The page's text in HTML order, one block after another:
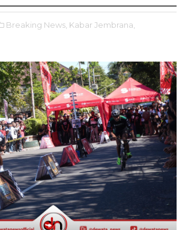
Breaking News, Kabar Jembrana,